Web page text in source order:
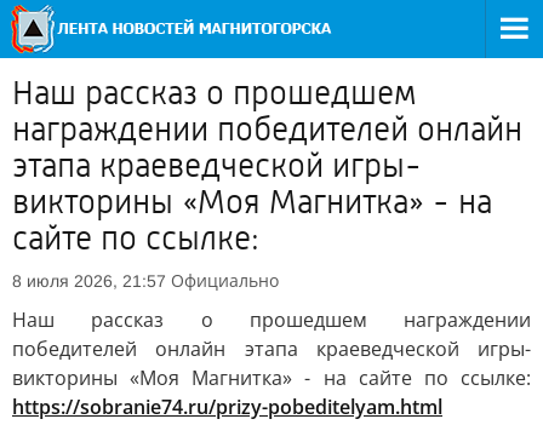
Наш рассказ о прошедшем
награждении победителей онлайн
этапа краеведческой игры-
викторины «Моя Магнитка» - на
сайте по ссылке:
8 июля 2026, 21:57 Официально
Наш рассказ о прошедшем награждении
победителей онлайн этапа краеведческой игры-
викторины «Моя Магнитка» - на сайте по ссылке:
https://sobranie74.ru/prizy-pobeditelyam.html